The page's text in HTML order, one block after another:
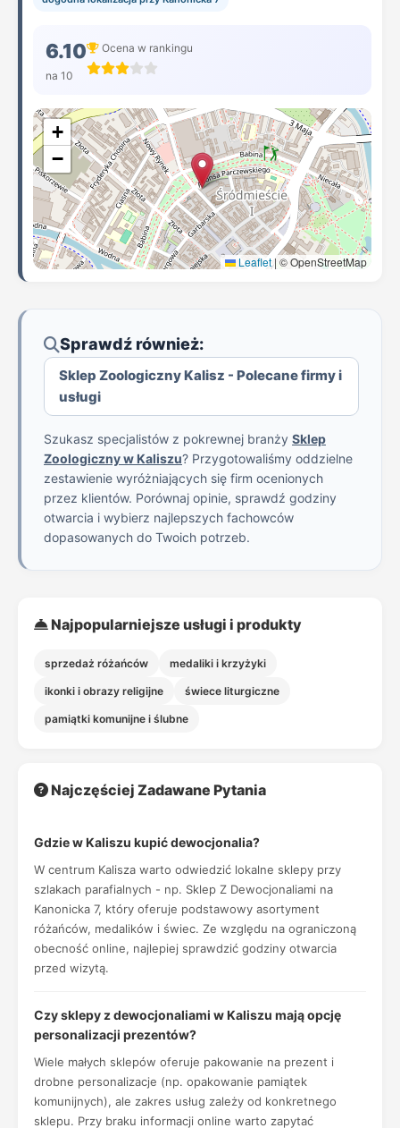
6.10
na 10
Ocena w rankingu
+
−
Leaflet | © OpenStreetMap
Sprawdź również:
Sklep Zoologiczny Kalisz - Polecane firmy i
usługi
Szukasz specjalistów z pokrewnej branży Sklep
Zoologiczny w Kaliszu? Przygotowaliśmy oddzielne
zestawienie wyróżniających się firm ocenionych
przez klientów. Porównaj opinie, sprawdź godziny
otwarcia i wybierz najlepszych fachowców
dopasowanych do Twoich potrzeb.
Najpopularniejsze usługi i produkty
sprzedaż różańców medaliki i krzyżyki
ikonki i obrazy religijne świece liturgiczne
pamiątki komunijne i ślubne
Najczęściej Zadawane Pytania
Gdzie w Kaliszu kupić dewocjonalia?
W centrum Kalisza warto odwiedzić lokalne sklepy przy
szlakach parafialnych - np. Sklep Z Dewocjonaliami na
Kanonicka 7, który oferuje podstawowy asortyment
różańców, medalików i świec. Ze względu na ograniczoną
obecność online, najlepiej sprawdzić godziny otwarcia
przed wizytą.
Czy sklepy z dewocjonaliami w Kaliszu mają opcję
personalizacji prezentów?
Wiele małych sklepów oferuje pakowanie na prezent i
drobne personalizacje (np. opakowanie pamiątek
komunijnych), ale zakres usług zależy od konkretnego
sklepu. Przy braku informacji online warto zapytać